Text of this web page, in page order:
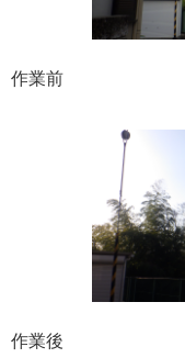
作業前
作業後